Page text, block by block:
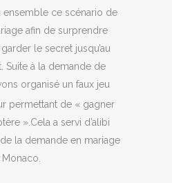
ensemble ce scénario de
afin de surprendre
le secret jusqu’au
Suite à la demande de
organisé un faux jeu
permettant de « gagner
».Cela a servi d’alibi
la demande en mariage
Monaco.